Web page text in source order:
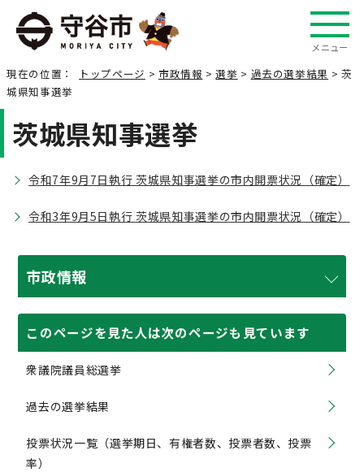
メニュー
現在の位置： トップページ > 市政情報 >選挙 > 過去の選挙結果 > 茨
城県知事選挙
茨城県知事選挙
令和7年9月7日執行 茨城県知事選挙の市内開票状況（確定）
令和3年9月5日執行 茨城県知事選挙の市内開票状況（確定）
市政情報
このページを見た人は次のページも見ています
衆議院議員総選挙
過去の選挙結果
投票状況一覧（選挙期日、有権者数、投票者数、投票
率）